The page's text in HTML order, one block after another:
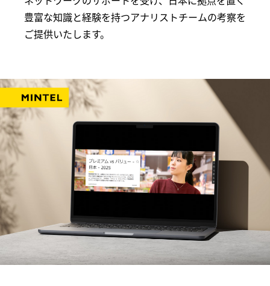
豊富な知識と経験を持つアナリストチームの考察を
ご提供いたします。